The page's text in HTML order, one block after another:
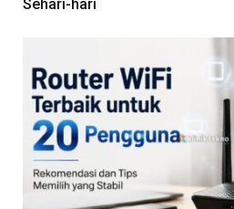
Sehari-hari